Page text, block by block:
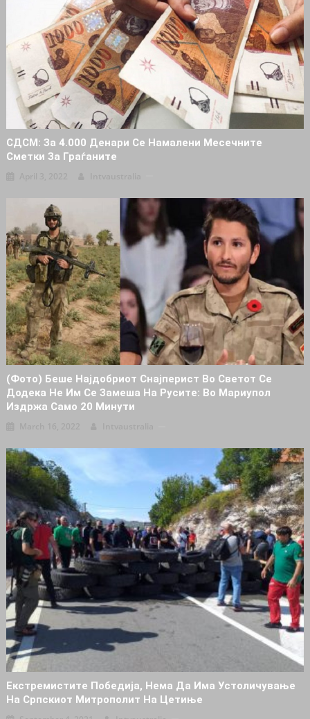
СДСМ: За 4.000 Денари Се Намалени Месечните
Сметки За Граѓаните
(Фото) Беше Најдобриот Снајперист Во Светот Се
Додека Не Им Се Замеша На Русите: Во Мариупол
Издржа Само 20 Минути
Eкстремистите Победија, Нема Да Има Устоличување
На Српскиот Митрополит На Цетиње